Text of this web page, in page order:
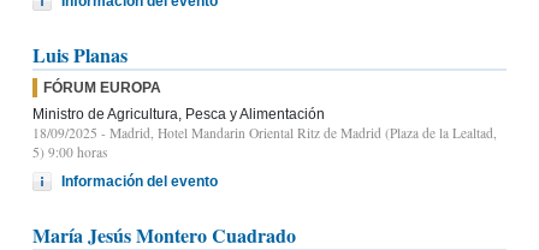
Luis Planas
FÓRUM EUROPA
Ministro de Agricultura, Pesca y Alimentación
18/09/2025 - Madrid, Hotel Mandarin Oriental Ritz de Madrid (Plaza de la Lealtad,
5) 9:00 horas
Información del evento
María Jesús Montero Cuadrado